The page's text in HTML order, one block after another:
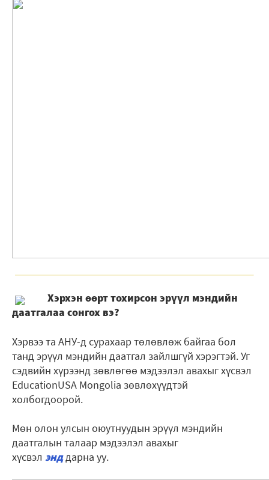
Хэрхэн өөрт тохирсон эрүүл мэндийн
даатгалаа сонгох вэ?
Хэрвээ та АНУ-д сурахаар төлөвлөж байгаа бол
танд эрүүл мэндийн даатгал зайлшгүй хэрэгтэй. Уг
сэдвийн хүрээнд зөвлөгөө мэдээлэл авахыг хүсвэл
EducationUSA Mongolia зөвлөхүүдтэй
холбогдоорой.
Мөн олон улсын оюутнуудын эрүүл мэндийн
даатгалын талаар мэдээлэл авахыг
хүсвэл энддарна уу.